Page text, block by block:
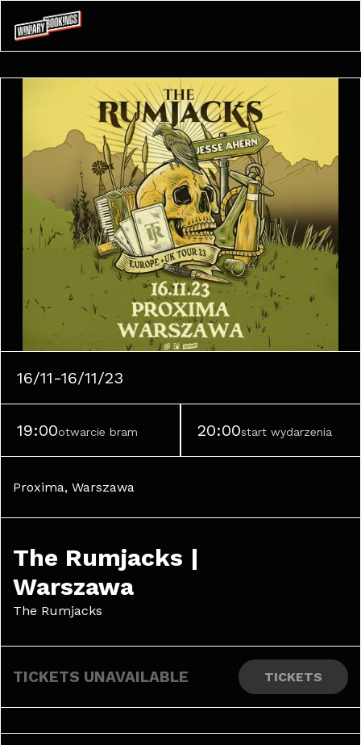
16/11-16/11/23
19:00otwarcie bram 20:00start wydarzenia
Proxima, Warszawa
The Rumjacks |
Warszawa
The Rumjacks
TICKETS UNAVAILABLE TICKETS